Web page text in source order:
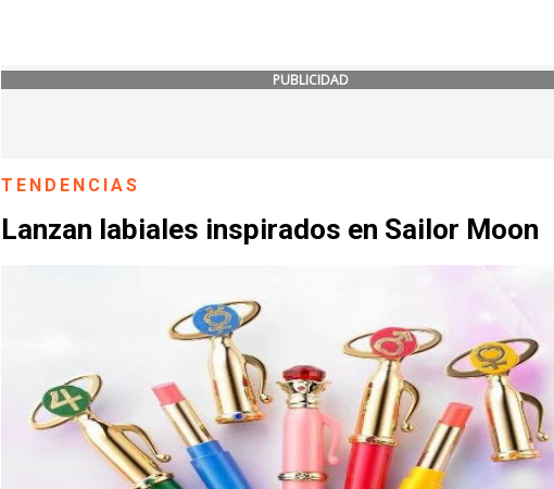
PUBLICIDAD
TENDENCIAS
Lanzan labiales inspirados en Sailor Moon